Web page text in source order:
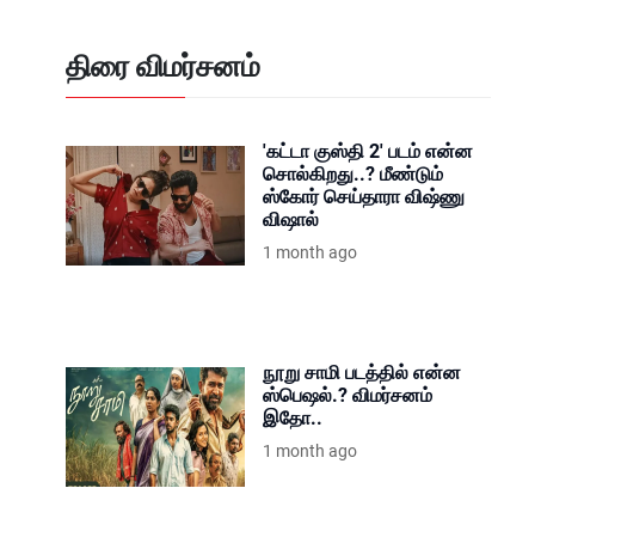
திரை விமர்சனம்
'கட்டா குஸ்தி 2' படம் என்ன
சொல்கிறது..? மீண்டும்
ஸ்கோர் செய்தாரா விஷ்ணு
விஷால்
1 month ago
நூறு சாமி படத்தில் என்ன
ஸ்பெஷல்.? விமர்சனம்
இதோ..
1 month ago